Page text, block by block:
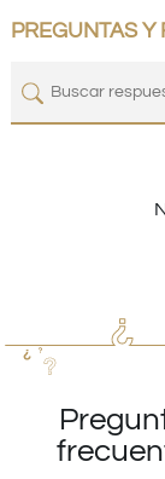
PREGUNTAS Y